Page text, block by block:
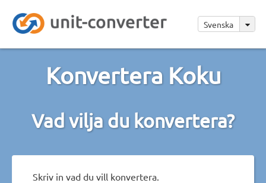
Svenska
Konvertera Koku
Vad vilja du konvertera?
Skriv in vad du vill konvertera.